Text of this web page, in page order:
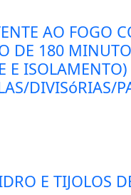
AO FOGO
DE 180
E ISOLAMENTO)
DIVISóRIAS/
E TIJOLOS